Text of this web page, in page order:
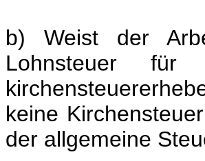
b) Weist der
Lohnsteuer
keine
der allgemeine